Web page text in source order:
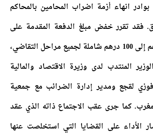
انهاء أزمة اضراب المحامين بالمحاكم
فقد تقرر خفض مبلغ الدفعة المقدمة على
الحساب من 300 درهم إلى 100 درهم شاملة لجميع مراحل التقاضي،
المنتدب لدى وزيرة الاقتصاد والمالية
فوزي لقجع ومدير إدارة الضرائب مع جمعية
كما جرى عقب الاجتماع ذاته الذي عقد
الأداء على القضايا التي استخلصت عنها